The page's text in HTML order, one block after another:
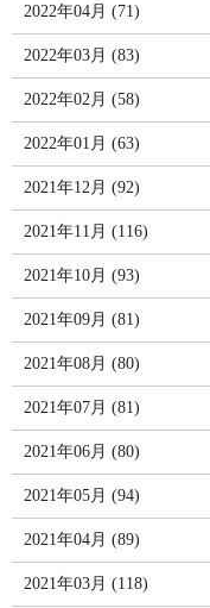
2022年04月 (71)
2022年03月 (83)
2022年02月 (58)
2022年01月 (63)
2021年12月 (92)
2021年11月 (116)
2021年10月 (93)
2021年09月 (81)
2021年08月 (80)
2021年07月 (81)
2021年06月 (80)
2021年05月 (94)
2021年04月 (89)
2021年03月 (118)